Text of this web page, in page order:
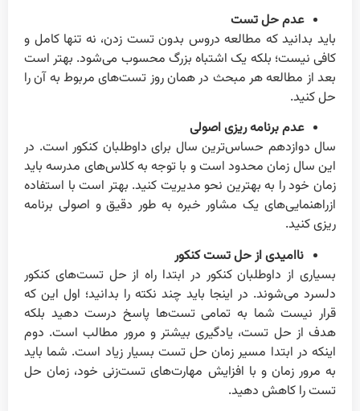
عدم حل تست
باید بدانید که مطالعه دروس بدون تست زدن، نه تنها کامل و
کافی نیست؛ بلکه یک اشتباه بزرگ محسوب می‌شود. بهتر است
بعد از مطالعه هر مبحث در همان روز تست‌های مربوط به آن را
حل کنید.
عدم برنامه ریزی اصولی
سال دوازدهم حساس‌ترین سال برای داوطلبان کنکور است. در
این سال زمان محدود است و با توجه به کلاس‌های مدرسه باید
زمان خود را به بهترین نحو مدیریت کنید. بهتر است با استفاده
ازراهنمایی‌های یک مشاور خبره به طور دقیق و اصولی برنامه
ریزی کنید.
ناامیدی از حل تست کنکور
بسیاری از داوطلبان کنکور در ابتدا راه از حل تست‌های کنکور
دلسرد می‌شوند. در اینجا باید چند نکته را بدانید؛ اول این که
قرار نیست شما به تمامی تست‌ها پاسخ درست دهید بلکه
هدف از حل تست، یادگیری بیشتر و مرور مطالب است. دوم
اینکه در ابتدا مسیر زمان حل تست بسیار زیاد است. شما باید
به مرور زمان و با افزایش مهارت‌های تست‌زنی خود، زمان حل
تست را کاهش دهید.